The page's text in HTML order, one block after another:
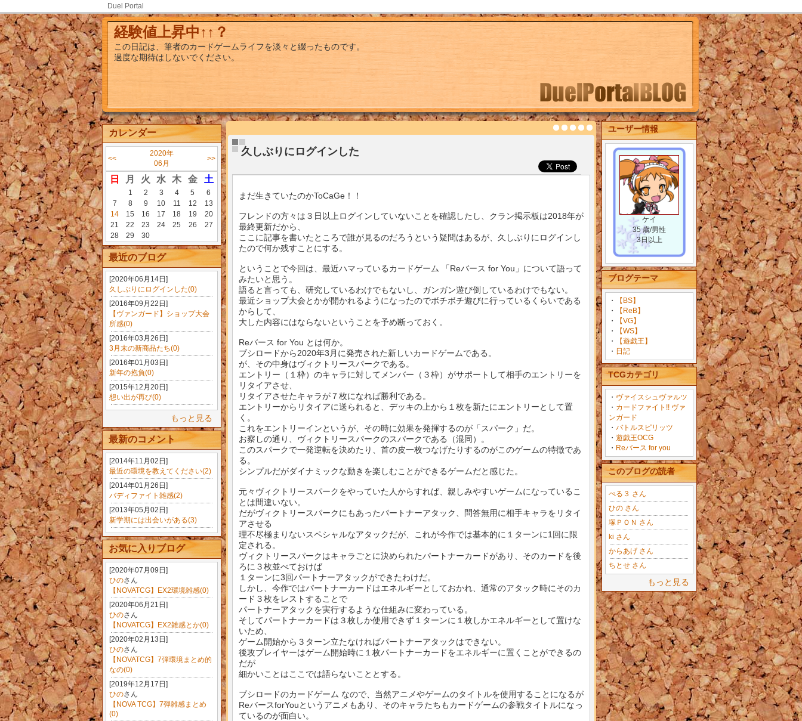
Duel Portal
経験値上昇中↑↑？
この日記は、筆者のカードゲームライフを淡々と綴ったものです。
過度な期待はしないでください。
カレンダー
<<
2020年
06月
>>
日 月 火 水 木 金 土
1 2 3 4 5
6
7
8 9 10 11 12
13
14
15 16 17 18 19
20
21
22 23 24 25 26
27
28
29 30
最近のブログ
[2020年06月14日]
久しぶりにログインした(0)
[2016年09月22日]
【ヴァンガード】ショップ大会
所感(0)
[2016年03月26日]
3月末の新商品たち(0)
[2016年01月03日]
新年の抱負(0)
[2015年12月20日]
想い出が再び(0)
もっと見る
最新のコメント
[2014年11月02日]
最近の環境を教えてください(2)
[2014年01月26日]
バディファイト雑感(2)
[2013年05月02日]
新学期には出会いがある(3)
お気に入りブログ
[2020年07月09日]
ひのさん
【NOVATCG】EX2環境雑感(0)
[2020年06月21日]
ひのさん
【NOVATCG】EX2雑感とか(0)
[2020年02月13日]
ひのさん
【NOVATCG】7弾環境まとめ的
なの(0)
[2019年12月17日]
ひのさん
【NOVA TCG】7弾雑感まとめ
(0)
ユーザー情報
ケイ
35 歳/男性
3日以上
ブログテーマ
・
【BS】
・
【ReB】
・
【VG】
・
【WS】
・
【遊戯王】
・ 日記
TCGカテゴリ
・ ヴァイスシュヴァルツ
・ カードファイト!! ヴァ
ンガード
・ バトルスピリッツ
・ 遊戯王OCG
・ Reバース for you
このブログの読者
ぺる３ さん
ひの さん
塚ＰＯＮ さん
ki さん
からあげ さん
ちとせ さん
もっと見る
久しぶりにログインした
まだ生きていたのかToCaGe！！
フレンドの方々は３日以上ログインしていないことを確認したし、クラン掲示板は2018年が
最終更新だから、
ここに記事を書いたところで誰が見るのだろうという疑問はあるが、久しぶりにログインし
たので何か残すことにする。
ということで今回は、最近ハマっているカードゲーム 「Reバース for You」について語って
みたいと思う。
語ると言っても、研究しているわけでもないし、ガンガン遊び倒しているわけでもない。
最近ショップ大会とかが開かれるようになったのでボチボチ遊びに行っているくらいである
からして、
大した内容にはならないということを予め断っておく。
Reバース for You とは何か。
ブシロードから2020年3月に発売された新しいカードゲームである。
が、その中身はヴィクトリースパークである。
エントリー（１枠）のキャラに対してメンバー（３枠）がサポートして相手のエントリーを
リタイアさせ、
リタイアさせたキャラが７枚になれば勝利である。
エントリーからリタイアに送られると、デッキの上から１枚を新たにエントリーとして置
く。
これをエントリーインというが、その時に効果を発揮するのが「スパーク」だ。
お察しの通り、ヴィクトリースパークのスパークである（混同）。
このスパークで一発逆転を決めたり、首の皮一枚つなげたりするのがこのゲームの特徴であ
る。
シンプルだがダイナミックな動きを楽しむことができるゲームだと感じた。
元々ヴィクトリースパークをやっていた人からすれば、親しみやすいゲームになっているこ
とは間違いない。
だがヴィクトリースパークにもあったパートナーアタック、問答無用に相手キャラをリタイ
アさせる
理不尽極まりないスペシャルなアタックだが、これが今作では基本的に１ターンに1回に限
定される。
ヴィクトリースパークはキャラごとに決められたパートナーカードがあり、そのカードを後
ろに３枚並べておけば
１ターンに3回パートナーアタックができたわけだ。
しかし、今作ではパートナーカードはエネルギーとしておかれ、通常のアタック時にそのカ
ード３枚をレストすることで
パートナーアタックを実行するような仕組みに変わっている。
そしてパートナーカードは３枚しか使用できず１ターンに１枚しかエネルギーとして置けな
いため、
ゲーム開始から３ターン立たなければパートナーアタックはできない。
後攻プレイヤーはゲーム開始時に１枚パートナーカードをエネルギーに置くことができるの
だが
細かいことはここでは語らないこととする。
ブシロードのカードゲーム なので、当然アニメやゲームのタイトルを使用することになるが
ReバースforYouというアニメもあり、そのキャラたちもカードゲームの参戦タイトルになっ
ているのが面白い。